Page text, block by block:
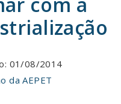
01/08/2014
da AEPET